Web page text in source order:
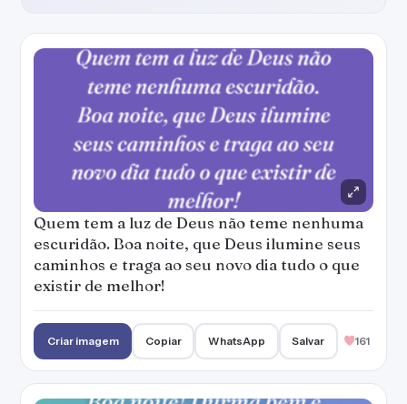
Quem tem a luz de Deus não teme nenhuma
escuridão. Boa noite, que Deus ilumine seus
caminhos e traga ao seu novo dia tudo o que
existir de melhor!
Criar imagem Copiar WhatsApp Salvar 161